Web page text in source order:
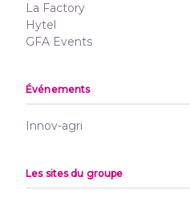
La Factory
Hytel
GFA Events
Événements
Innov-agri
Les sites du groupe